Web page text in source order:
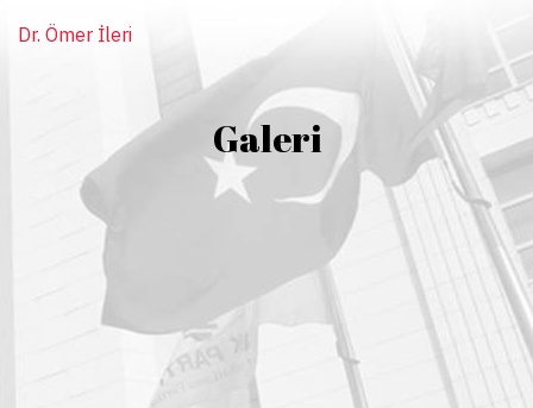
Dr. Ömer İleri
Galeri